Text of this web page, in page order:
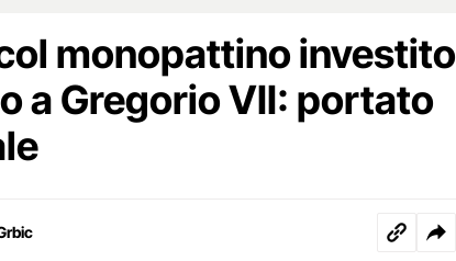
monopattino investito
a Gregorio VII: portato